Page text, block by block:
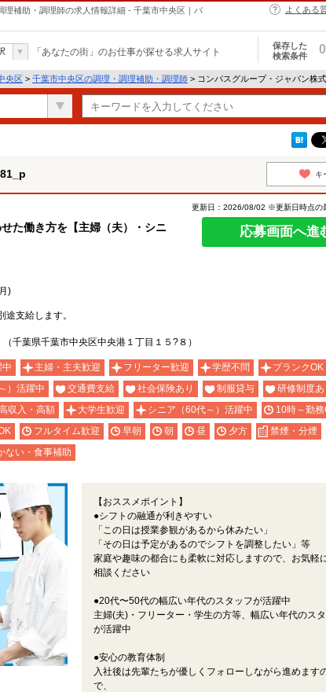
補助・調理師の求人情報詳細 - 千葉市中央区｜バ
よくある
「あなたの街」のお仕事が探せる求人サイト
保存した
検索条件
0
央区 > 千葉市中央区の調理・調理補助・調理師 > コンパスグループ・ジャパン株
キ
た働き方を【主婦（夫）・シニ
更新日：2026/08/02 ※更新日時点の
応募画面へ進
)
支給します。
千葉県千葉市中央区中央港１丁目１５?８）
中 主婦・主夫歓迎 フリーター歓迎 学歴不問
ブランクOK
）活躍中 交通費支給 社会保険あり 制服貸与
研修制度あ
収入・高額 大学生歓迎 シニア（60代～）活躍中
10時～勤
フルタイム歓迎 早朝 朝 昼 夕方
禁煙・分煙
ない・食事補助
【おススメポイント】
●シフトの融通が利きやすい
「この日は授業参観があるから休みたい」
「その日は予定があるのでシフトを調整したい」等
家庭や趣味の都合にも柔軟に対応しますので、お気軽
相談ください
●20代〜50代の幅広い年代のスタッフが活躍中
主婦(夫)・フリーター・学生の方等、幅広い年代のス
が活躍中
●安心の教育体制
入社後は先輩たちが優しくフォローしながら進めます
で、